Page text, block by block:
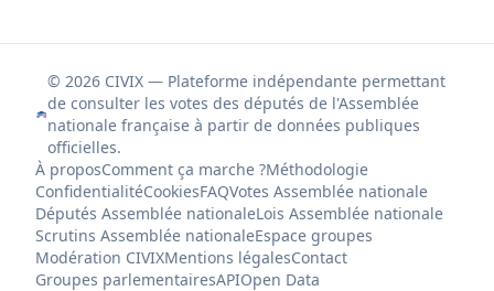
© 2026 CIVIX — Plateforme indépendante permettant
de consulter les votes des députés de l'Assemblée
nationale française à partir de données publiques
officielles.
À proposComment ça marche ?Méthodologie
ConfidentialitéCookiesFAQVotes Assemblée nationale
Députés Assemblée nationaleLois Assemblée nationale
Scrutins Assemblée nationaleEspace groupes
Modération CIVIXMentions légalesContact
Groupes parlementairesAPIOpen Data